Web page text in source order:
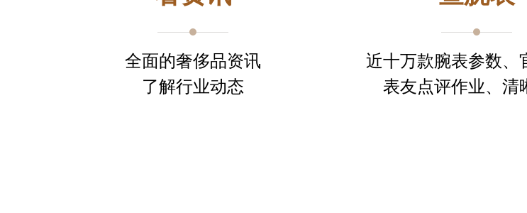
全面的奢侈品资讯
了解行业动态
近十万款腕表参数、
表友点评作业、清